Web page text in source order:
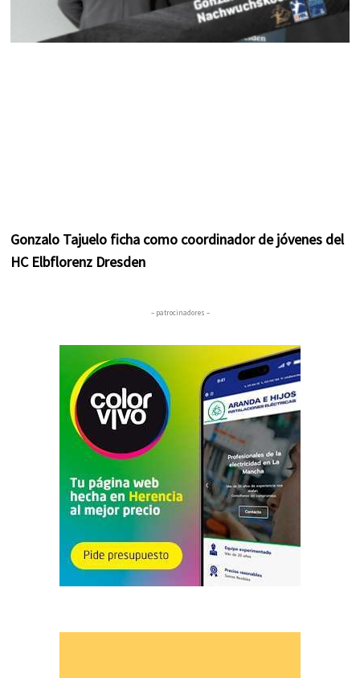
Gonzalo Tajuelo ficha como coordinador de jóvenes del
HC Elbflorenz Dresden
– patrocinadores –